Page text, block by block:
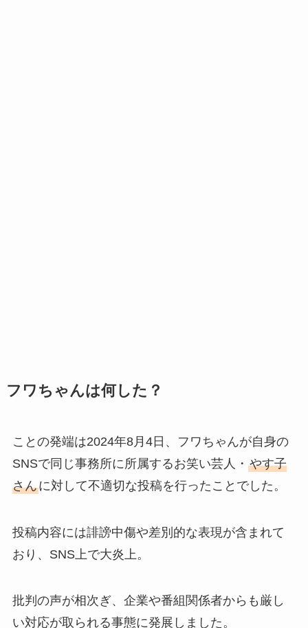
フワちゃんは何した？
ことの発端は2024年8月4日、フワちゃんが自身の
SNSで同じ事務所に所属するお笑い芸人・ やす子
さんに対して不適切な投稿を行ったことでした。
投稿内容には誹謗中傷や差別的な表現が含まれて
おり、SNS上で大炎上。
批判の声が相次ぎ、企業や番組関係者からも厳し
い対応が取られる事態に発展しました。